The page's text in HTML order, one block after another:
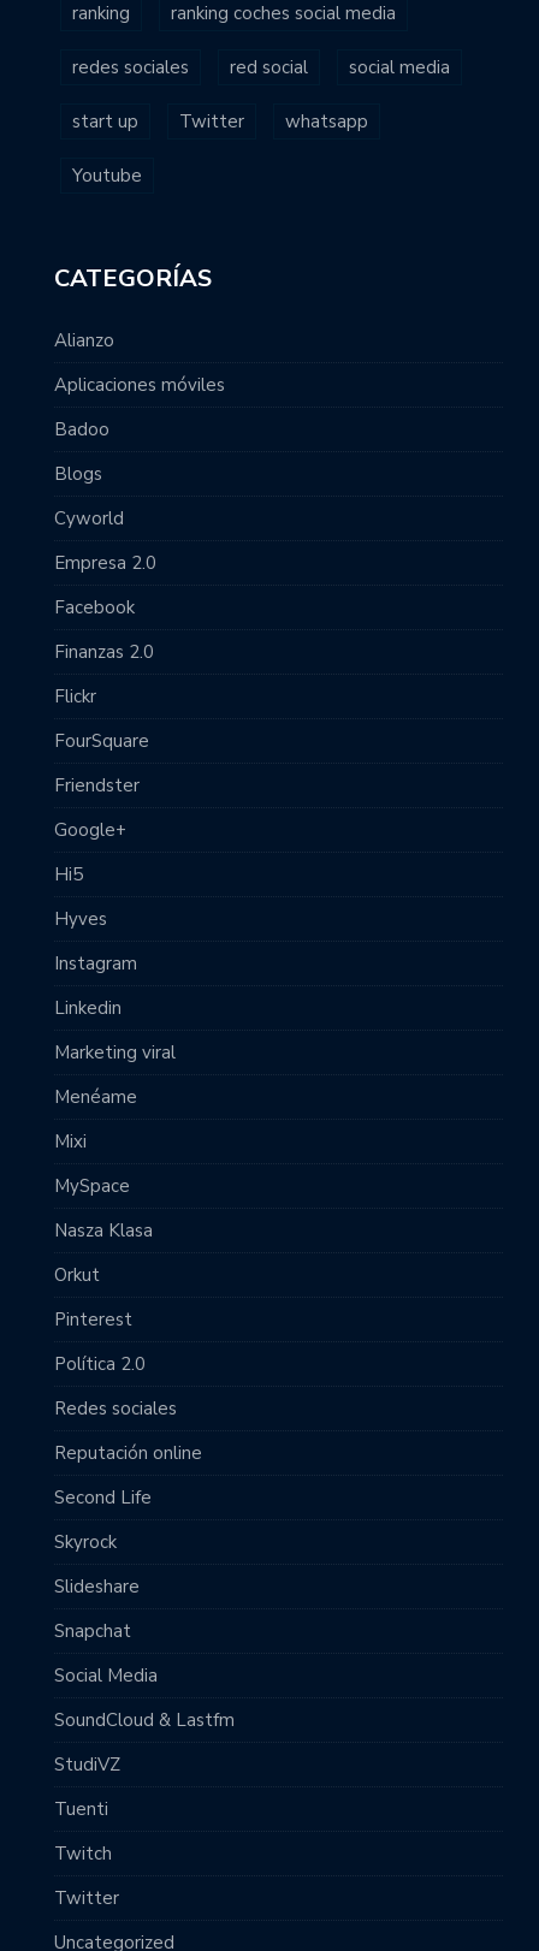
ranking ranking coches social media
redes sociales red social social media
start up Twitter whatsapp
Youtube
CATEGORÍAS
Alianzo
Aplicaciones móviles
Badoo
Blogs
Cyworld
Empresa 2.0
Facebook
Finanzas 2.0
Flickr
FourSquare
Friendster
Google+
Hi5
Hyves
Instagram
Linkedin
Marketing viral
Menéame
Mixi
MySpace
Nasza Klasa
Orkut
Pinterest
Política 2.0
Redes sociales
Reputación online
Second Life
Skyrock
Slideshare
Snapchat
Social Media
SoundCloud & Lastfm
StudiVZ
Tuenti
Twitch
Twitter
Uncategorized